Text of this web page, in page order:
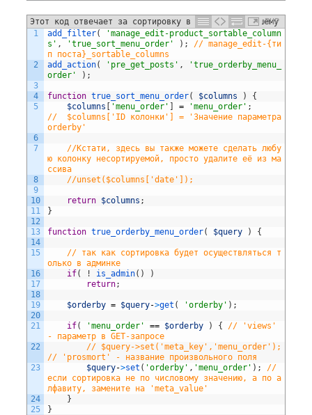
Этот код отвечает за сортировку в админке по нашему
новому столбцу
PHP
1
2
3
4
5
6
7
8
9
10
11
12
13
14
15
16
17
18
19
20
21
22
23
24
25
add_filter(
'manage_edit-product_sortable_column
s' , 'true_sort_menu_order' ) ;
// manage_edit-{ти
п поста}_sortable_columns
add_action( 'pre_get_posts' ,
'true_orderby_menu_
order'
) ;
function true_sort_menu_order( $columns )
{
$columns
'menu_order' = 'menu_order' ;
//  $columns['ID колонки'] = 'Значение параметра
orderby'
//Кстати, здесь вы также можете сделать любу
ю колонку несортируемой, просто удалите её из ма
ссива
//unset($columns['date']);
return $columns ;
}
function true_orderby_menu_order( $query ) {
// так как сортировка будет осуществляться т
олько в админке
if( ! is_admin( )
)
return;
$orderby = $query->get ( 'orderby' ) ;
if( 'menu_order' == $orderby ) {
// 'views'
- параметр в GET-запросе
// $query->set('meta_key','menu_order');
// 'prosmort' - название произвольного поля
$query->set ( 'orderby' , 'menu_order' ) ;
//
если сортировка не по числовому значению, а по а
лфавиту, замените на 'meta_value'
}
}